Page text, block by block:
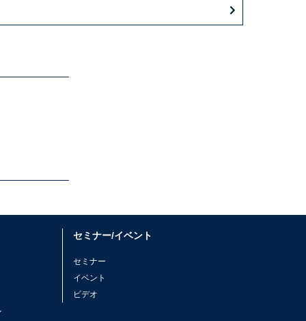
セミナー/イベント
セミナー
イベント
ビデオ